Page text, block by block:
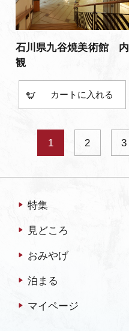
石川県九谷焼美術館 内
観
カート
1 2 3
特集
見どころ
おみやげ
泊まる
マイページ